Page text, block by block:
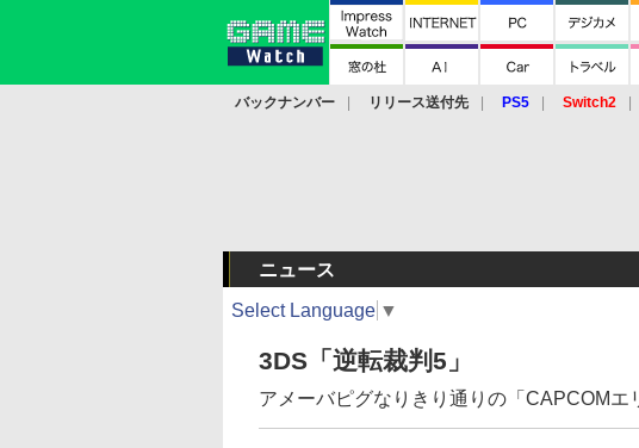
バックナンバー リリース送付先 PS5 Switch2
ニュース
Select Language ▼
3DS「逆転裁判5」
アメーバピグなりきり通りの「CAPCOMエ